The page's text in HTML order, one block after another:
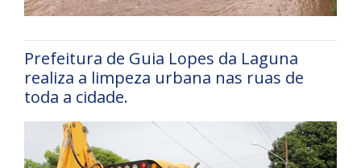
Prefeitura de Guia Lopes da Laguna
realiza a limpeza urbana nas ruas de
toda a cidade.